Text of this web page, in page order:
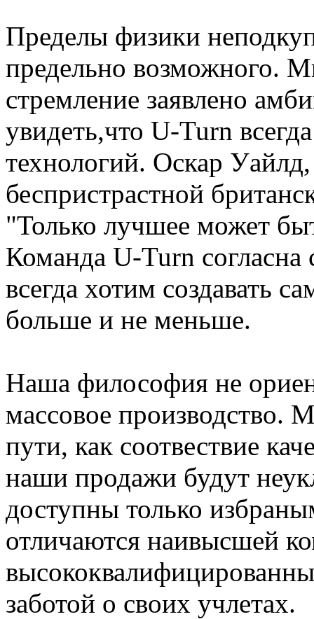
Пределы физики
предельно возможного.
стремление заявлено
увидеть,что U-Turn
технологий. Оскар
беспристрастной
"Только лучшее может
Команда U-Turn
всегда хотим создавать
больше и не меньше.
Наша философия не
массовое производство.
пути, как соотвествие
наши продажи будут
доступны только
отличаются наивысшей
заботой о своих учлетах.